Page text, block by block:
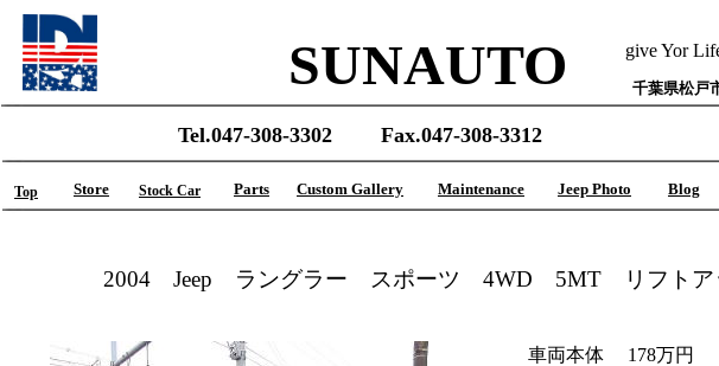
Jeep Photo Blog
Custom Gallery Maintenance
Store Parts
Stock Car
Top
SUNAUTO
Tel.047-308-3302 Fax.047-308-3312
give Yor
千葉県松戸
車両本体 178万円
2004 Jeep ラングラー スポーツ 4WD 5MT リフト